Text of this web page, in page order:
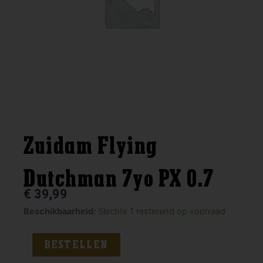
Zuidam Flying
Dutchman 7yo PX 0.7
€ 39,99
Beschikbaarheid: Slechts 1 resterend op voorraad
Zuidam
Dutchman
BESTELLEN